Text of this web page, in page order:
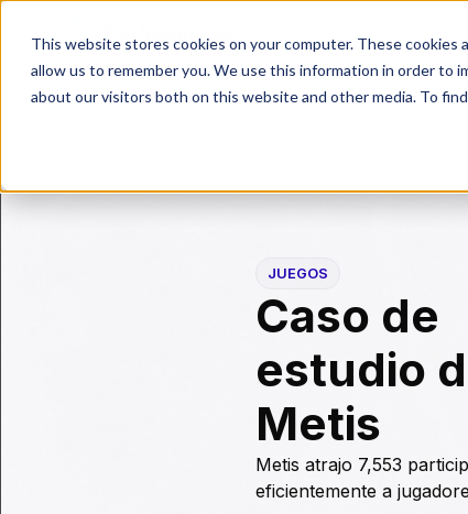
This website stores cookies on your computer. These
allow us to remember you. We use this information in order to
about our visitors both on this website and other media. To
JUEGOS
Caso de
estudio
Metis
Metis atrajo 7,553
eficientemente a